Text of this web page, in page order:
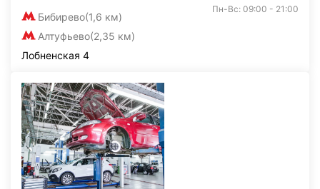
Бибирево(1,6 км)
Алтуфьево(2,35 км)
Пн-Вс: 09:00 - 21:00
Лобненская 4